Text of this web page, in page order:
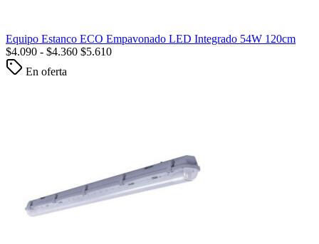
Equipo Estanco ECO Empavonado LED Integrado 54W 120cm
$4.090 - $4.360 $5.610
En oferta